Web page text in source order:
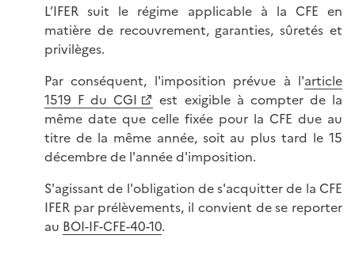
L’IFER suit le régime applicable à la CFE en
matière de recouvrement, garanties, sûretés et
privilèges.
Par conséquent, l'imposition prévue à l'article
1519 F du CGI
est exigible à compter de la
même date que celle fixée pour la CFE due au
titre de la même année, soit au plus tard le 15
décembre de l'année d'imposition.
S'agissant de l'obligation de s'acquitter de la CFE
IFER par prélèvements, il convient de se reporter
au BOI-IF-CFE-40-10.